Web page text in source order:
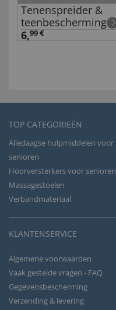
Tenenspreider &
teenbescherming
6,99 €
TOP CATEGORIEËN
Alledaagse hulpmiddelen voor
senioren
Hoorversterkers voor senioren
Massagestoelen
Verbandmateriaal
KLANTENSERVICE
Algemene voorwaarden
Vaak gestelde vragen - FAQ
Gegevensbescherming
Verzending & levering